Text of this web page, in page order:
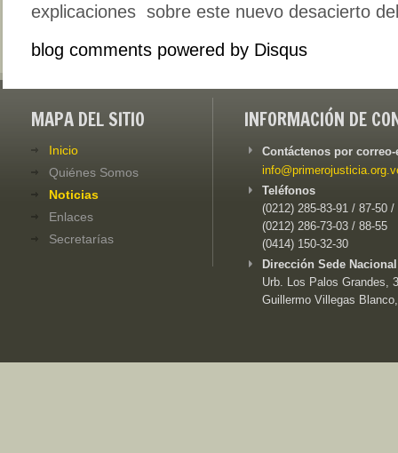
explicaciones sobre este nuevo desacierto
blog comments powered by Disqus
MAPA DEL SITIO
Inicio
Quiénes Somos
Noticias
Enlaces
Secretarías
INFORMACIÓN DE
Contáctenos por
Teléfonos
(0212) 285-83-91 / 87-50 /
(0212) 286-73-03 / 88-55
(0414) 150-32-30
Dirección Sede
Urb. Los Palos Grandes,
Guillermo Villegas